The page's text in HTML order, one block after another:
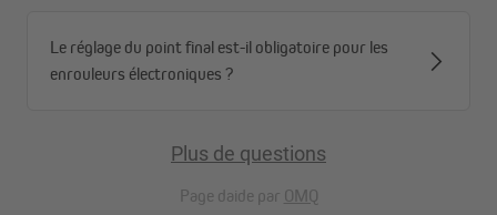
Le réglage du point final est-il obligatoire pour les
enrouleurs électroniques ?
Plus de questions
Page daide par OMQ